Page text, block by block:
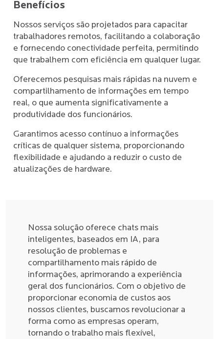
Benefícios
Nossos serviços são projetados para capacitar
trabalhadores remotos, facilitando a colaboração
e fornecendo conectividade perfeita, permitindo
que trabalhem com eficiência em qualquer lugar.
Oferecemos pesquisas mais rápidas na nuvem e
compartilhamento de informações em tempo
real, o que aumenta significativamente a
produtividade dos funcionários.
Garantimos acesso contínuo a informações
críticas de qualquer sistema, proporcionando
flexibilidade e ajudando a reduzir o custo de
atualizações de hardware.
Nossa solução oferece chats mais
inteligentes, baseados em IA, para
resolução de problemas e
compartilhamento mais rápido de
informações, aprimorando a experiência
geral dos funcionários. Com o objetivo de
proporcionar economia de custos aos
nossos clientes, buscamos revolucionar a
forma como as empresas operam,
tornando o trabalho mais flexível,